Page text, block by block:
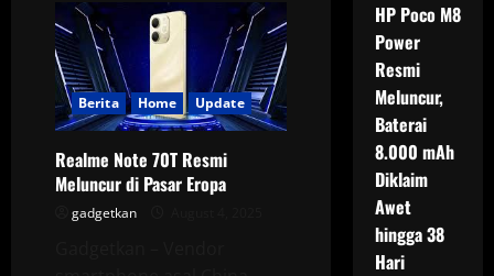
Berita Home Update
Realme Note 70T Resmi
Meluncur di Pasar Eropa
gadgetkan
HP Poco M8
Power
Resmi
Meluncur,
Baterai
8.000 mAh
Diklaim
Awet
hingga 38
Hari